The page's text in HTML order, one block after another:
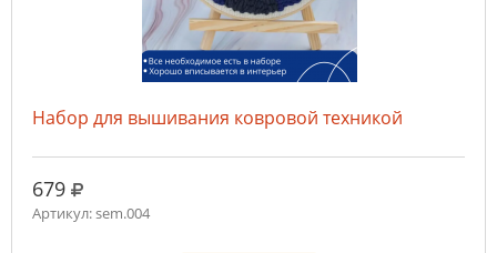
Набор для вышивания ковровой техникой
679 руб.
Артикул: sem.004